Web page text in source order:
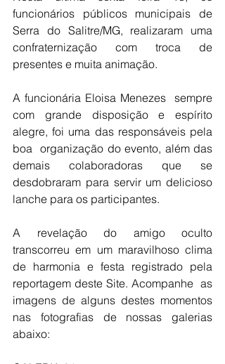
funcionários públicos municipais de
Serra do Salitre/MG, realizaram uma
confraternização com troca de
presentes e muita animação.
A funcionária Eloisa Menezes  sempre
com grande disposição e espírito
alegre, foi uma das responsáveis pela
boa  organização do evento, além das
demais colaboradoras que se
desdobraram para servir um delicioso
lanche para os participantes.
A revelação do amigo oculto
transcorreu em um maravilhoso clima
de harmonia e festa registrado pela
reportagem deste Site. Acompanhe  as
imagens de alguns destes momentos
nas fotografias de nossas galerias
abaixo: